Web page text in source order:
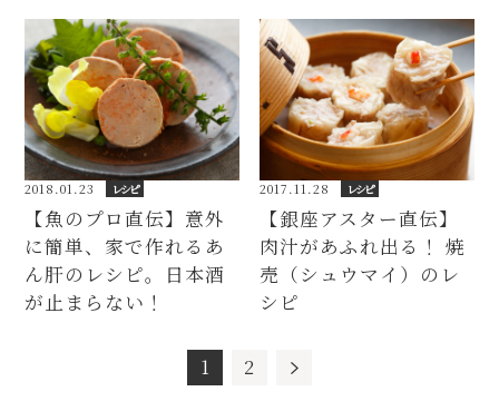
2018.01.23 レシピ
【魚のプロ直伝】意外
に簡単、家で作れるあ
ん肝のレシピ。日本酒
が止まらない！
2017.11.28 レシピ
【銀座アスター直伝】
肉汁があふれ出る！ 焼
売（シュウマイ）のレ
シピ
1 2